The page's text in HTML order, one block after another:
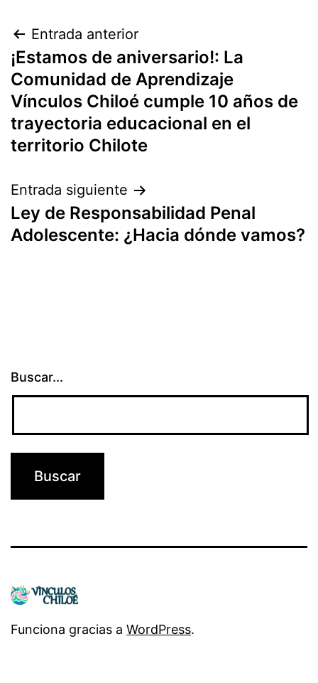
Navegación
de
entradas
Entrada anterior
¡Estamos de aniversario!: La
Comunidad de Aprendizaje
Vínculos Chiloé cumple 10 años de
trayectoria educacional en el
territorio Chilote
Entrada siguiente
Ley de Responsabilidad Penal
Adolescente: ¿Hacia dónde vamos?
Buscar...
Funciona gracias a WordPress.